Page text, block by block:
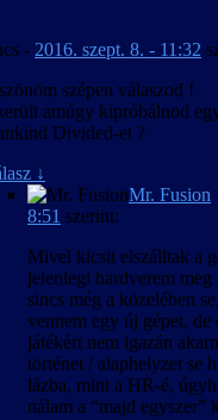
- 2016. szept. 8. - 11:32
szépen válaszod !
amúgy kipróbálnod
Divided-et ?
↓
Mr. Fusion
8:51 szerint:
Mivel kicsit elszálltak a
jelenlegi hardverem
sincs még a közelében
vennem egy új gépet, de
játékért nem igazán
történet / alaphelyzet se
lázba, mint a HR-é,
nálam a “majd egyszer”